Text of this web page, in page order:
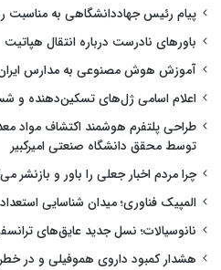
پیام رئیس جهاددانشگاهی به مناسبت
باورهای نادرست درباره انتقال هپاتیت
آموزش هوش مصنوعی به مدارس
اعلام اسامی ژل‌های تسکین‌دهنده و
طراحی پلتفرم هوشمند اکتشاف مواد
توسط محقق دانشگاه صنعتی امیرکبیر
چرا مردم اخبار جعلی را باور و بازنشر
المپیک فناوری؛ میدان شناسایی
نانوسیالات؛ نسل جدید عایق‌های
هشدار کمبود داروی هموفیلی و در